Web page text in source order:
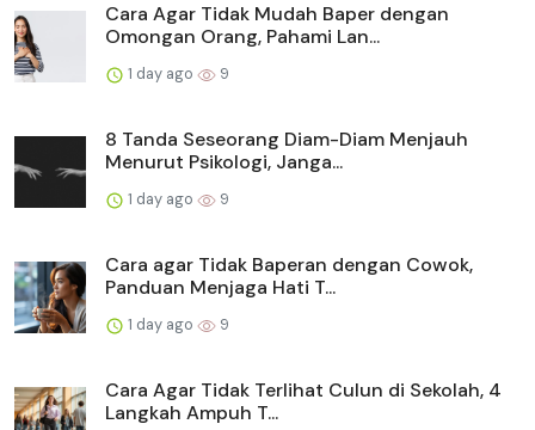
Cara Agar Tidak Mudah Baper dengan
Omongan Orang, Pahami Lan...
1 day ago 9
8 Tanda Seseorang Diam-Diam Menjauh
Menurut Psikologi, Janga...
1 day ago 9
Cara agar Tidak Baperan dengan Cowok,
Panduan Menjaga Hati T...
1 day ago 9
Cara Agar Tidak Terlihat Culun di Sekolah, 4
Langkah Ampuh T...